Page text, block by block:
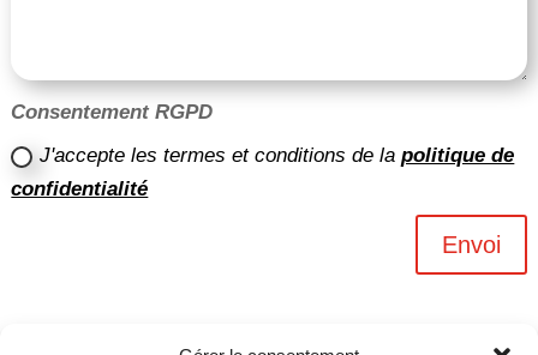
Consentement RGPD
J'accepte les termes et conditions de lapolitique de
confidentialité
Envoi